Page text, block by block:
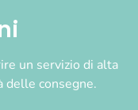
un servizio di alta
delle consegne.